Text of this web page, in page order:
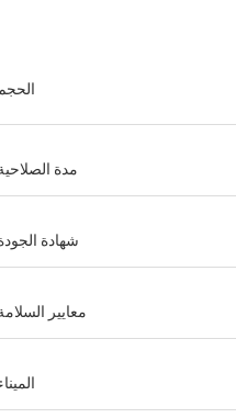
الحجم
مدة
شهادة
معايير